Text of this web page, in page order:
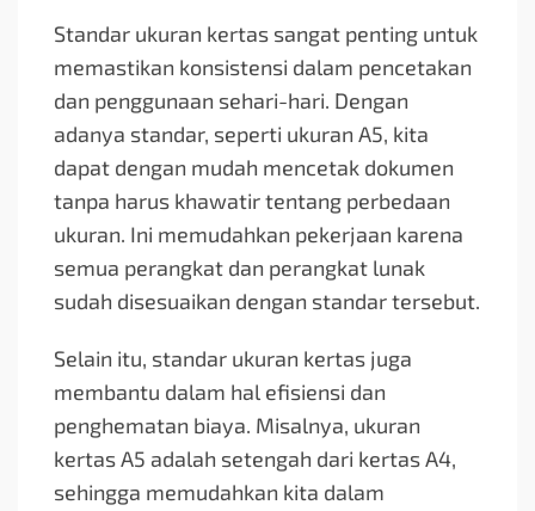
Standar ukuran kertas sangat penting untuk
memastikan konsistensi dalam pencetakan
dan penggunaan sehari-hari. Dengan
adanya standar, seperti ukuran A5, kita
dapat dengan mudah mencetak dokumen
tanpa harus khawatir tentang perbedaan
ukuran. Ini memudahkan pekerjaan karena
semua perangkat dan perangkat lunak
sudah disesuaikan dengan standar tersebut.
Selain itu, standar ukuran kertas juga
membantu dalam hal efisiensi dan
penghematan biaya. Misalnya, ukuran
kertas A5 adalah setengah dari kertas A4,
sehingga memudahkan kita dalam